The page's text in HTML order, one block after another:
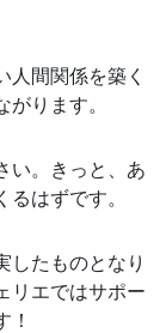
人間関係を築く
ります。
い。きっと、あ
はずです。
したものとなり
リエではサポー
！